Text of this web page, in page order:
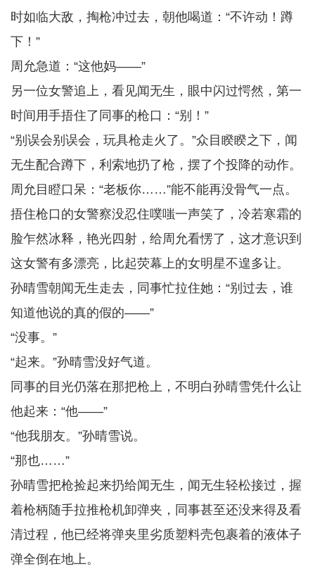
时如临大敌，掏枪冲过去，朝他喝道：“不许动！蹲
下！”
周允急道：“这他妈——”
另一位女警追上，看见闻无生，眼中闪过愕然，第一
时间用手捂住了同事的枪口：“别！”
“别误会别误会，玩具枪走火了。”众目睽睽之下，闻
无生配合蹲下，利索地扔了枪，摆了个投降的动作。
周允目瞪口呆：“老板你……”能不能再没骨气一点。
捂住枪口的女警察没忍住噗嗤一声笑了，冷若寒霜的
脸乍然冰释，艳光四射，给周允看愣了，这才意识到
这女警有多漂亮，比起荧幕上的女明星不遑多让。
孙晴雪朝闻无生走去，同事忙拉住她：“别过去，谁
知道他说的真的假的——”
“没事。”
“起来。”孙晴雪没好气道。
同事的目光仍落在那把枪上，不明白孙晴雪凭什么让
他起来：“他——”
“他我朋友。”孙晴雪说。
“那也……”
孙晴雪把枪捡起来扔给闻无生，闻无生轻松接过，握
着枪柄随手拉推枪机卸弹夹，同事甚至还没来得及看
清过程，他已经将弹夹里劣质塑料壳包裹着的液体子
弹全倒在地上。